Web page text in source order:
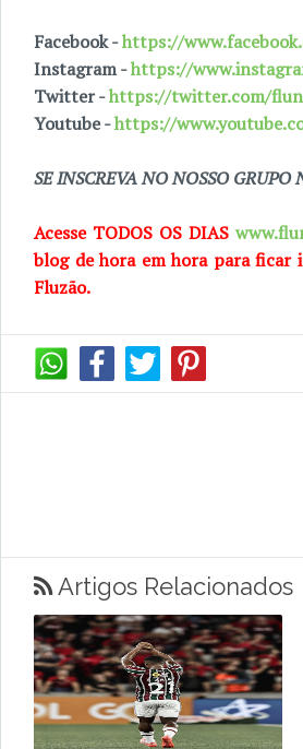
Facebook -https://
Instagram -https://
Twitter -https://twitter.com/
Youtube -https://
SE INSCREVA NO NOSSO GRUPO
Acesse TODOS OS DIAS
blog de hora em hora para ficar
Fluzão.
Artigos Relacionados